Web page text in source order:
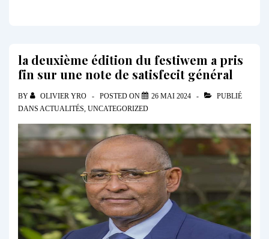
la deuxième édition du festiwem a pris
fin sur une note de satisfecit général
BY OLIVIER YRO POSTED ON 26 MAI 2024
PUBLIÉ
DANS ACTUALITÉS, UNCATEGORIZED